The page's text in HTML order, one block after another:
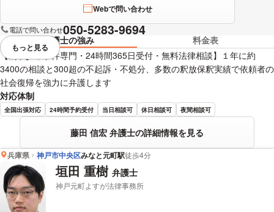
Webで問い合わせ
電話で問い合わせ050-5283-9694
弁護士の強み
料金表
【刑事少年事件専門・24時間365日受付・無料法律相談】１年に約
3400の相談と300超の不起訴・不処分、多数の釈放保釈実績で依頼者の
社会復帰を強力に弁護します
対応体制
全国出張対応 24時間予約受付 当日相談可 休日相談可 夜間相談可
藤田 信宏 弁護士の詳細情報を見る
視覚的に省略されている要素を
もっと見る
兵庫県 神戸市中央区みなと元町駅徒歩4分
垣田 重樹 弁護士
神戸元町よすが法律事務所